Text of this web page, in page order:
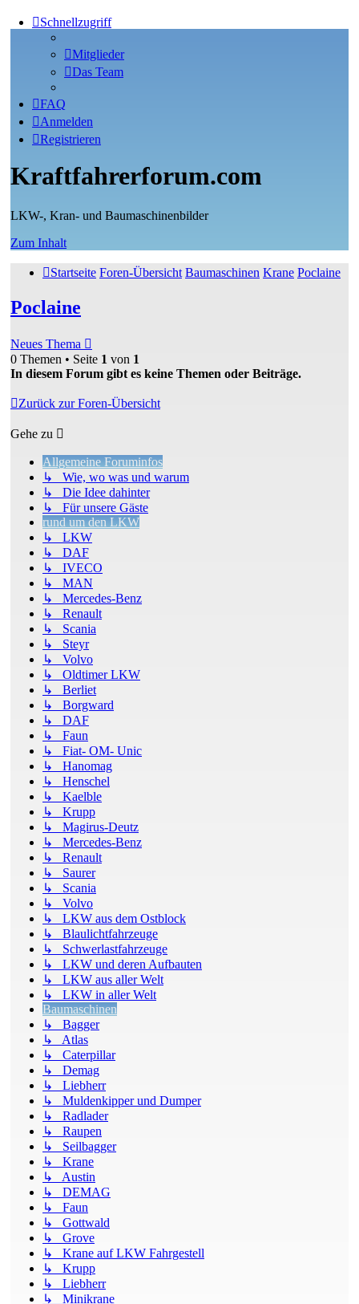
Schnellzugriff
Mitglieder
Das Team
FAQ
Anmelden
Registrieren
Kraftfahrerforum.com
LKW-, Kran- und Baumaschinenbilder
Zum Inhalt
Startseite Foren-Übersicht Baumaschinen Krane Poclaine
Poclaine
Neues Thema
0 Themen • Seite 1 von 1
In diesem Forum gibt es keine Themen oder Beiträge.
Zurück zur Foren-Übersicht
Gehe zu
Allgemeine Foruminfos
↳ Wie, wo was und warum
↳ Die Idee dahinter
↳ Für unsere Gäste
rund um den LKW
↳ LKW
↳ DAF
↳ IVECO
↳ MAN
↳ Mercedes-Benz
↳ Renault
↳ Scania
↳ Steyr
↳ Volvo
↳ Oldtimer LKW
↳ Berliet
↳ Borgward
↳ DAF
↳ Faun
↳ Fiat- OM- Unic
↳ Hanomag
↳ Henschel
↳ Kaelble
↳ Krupp
↳ Magirus-Deutz
↳ Mercedes-Benz
↳ Renault
↳ Saurer
↳ Scania
↳ Volvo
↳ LKW aus dem Ostblock
↳ Blaulichtfahrzeuge
↳ Schwerlastfahrzeuge
↳ LKW und deren Aufbauten
↳ LKW aus aller Welt
↳ LKW in aller Welt
Baumaschinen
↳ Bagger
↳ Atlas
↳ Caterpillar
↳ Demag
↳ Liebherr
↳ Muldenkipper und Dumper
↳ Radlader
↳ Raupen
↳ Seilbagger
↳ Krane
↳ Austin
↳ DEMAG
↳ Faun
↳ Gottwald
↳ Grove
↳ Krane auf LKW Fahrgestell
↳ Krupp
↳ Liebherr
↳ Minikrane